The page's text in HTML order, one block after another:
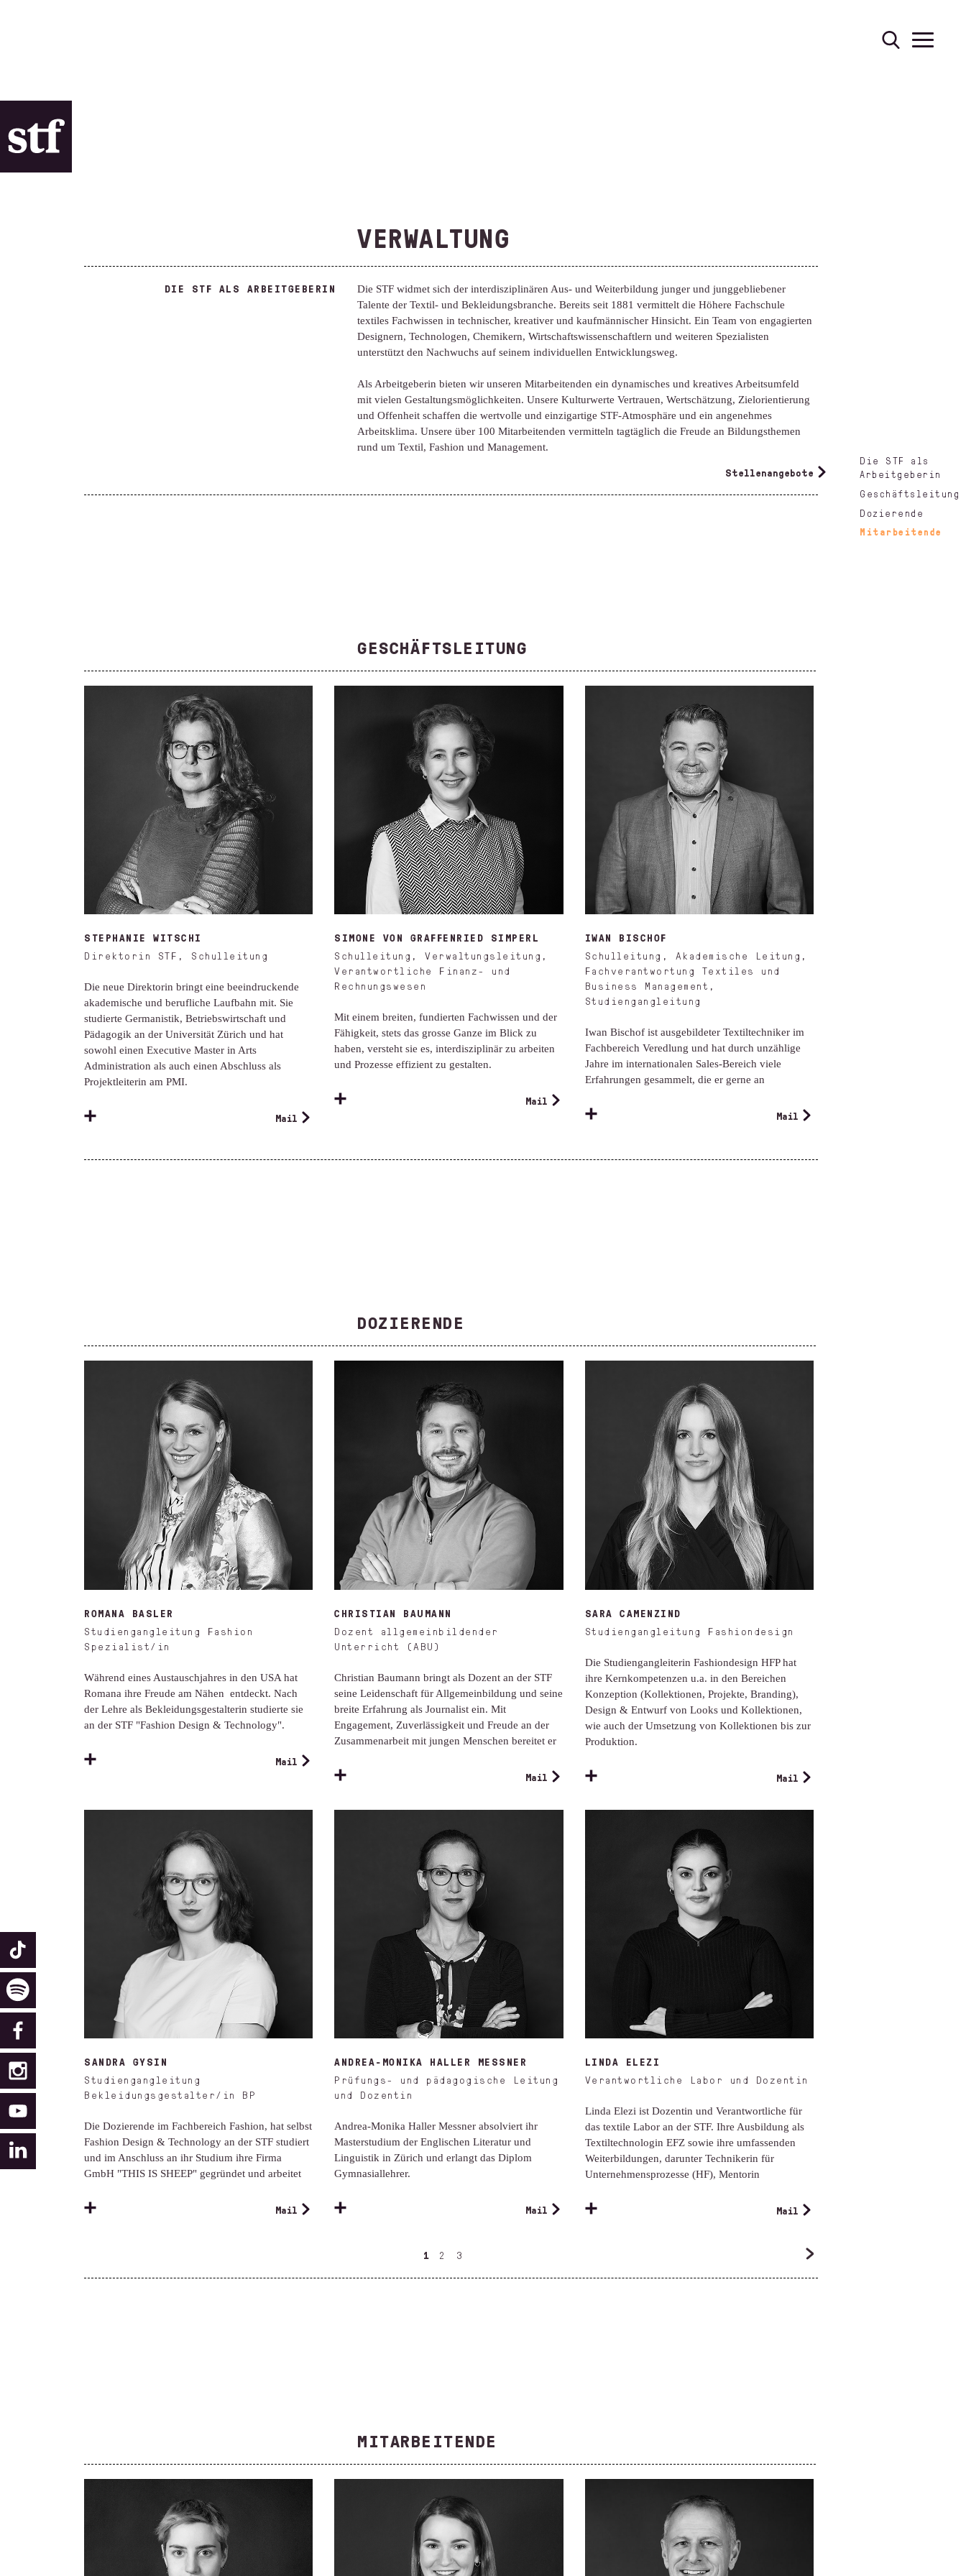
VERWALTUNG
DIE STF ALS ARBEITGEBERIN
Die STF widmet sich der interdiszi­plinären Aus- und Weiter­bildung junger und jung­gebliebener
Talente der Textil- und Bekleidungs­branche. Bereits seit 1881 vermittelt die Höhere Fachschule
textiles Fachwissen in technischer, kreativer und kaufmännischer Hinsicht. Ein Team von engagierten
Designern, Technologen, Chemikern, Wirtschafts­wissenschaftlern und weiteren Spezialisten
unterstützt den Nachwuchs auf seinem individuellen Entwicklungsweg.
Als Arbeitgeberin bieten wir unseren Mitarbeitenden ein dynamisches und kreatives Arbeits­umfeld
mit vielen Gestaltungs­möglichkeiten. Unsere Kulturwerte Vertrauen, Wertschätzung, Zielorientierung
und Offenheit schaffen die wertvolle und einzigartige STF-Atmosphäre und ein angenehmes
Arbeitsklima. Unsere über 100 Mitarbeitenden vermitteln tagtäglich die Freude an Bildungs­themen
rund um Textil, Fashion und Management.
Stellenangebote
GESCHÄFTSLEITUNG
STEPHANIE WITSCHI
Direktorin STF, Schulleitung
Die neue Direktorin bringt eine beeindruckende
akademische und berufliche Laufbahn mit. Sie
studierte Germanistik, Betriebswirtschaft und
Pädagogik an der Universität Zürich und hat
sowohl einen Executive Master in Arts
Administration als auch einen Abschluss als
Projektleiterin am PMI.
Mail
SIMONE VON GRAFFENRIED SIMPERL
Schulleitung, Verwaltungsleitung,
Verantwortliche Finanz- und
Rechnungswesen
Mit einem breiten, fundierten Fachwissen und der
Fähigkeit, stets das grosse Ganze im Blick zu
haben, versteht sie es, interdisziplinär zu arbeiten
und Prozesse effizient zu gestalten.
Mail
IWAN BISCHOF
Schulleitung, Akademische Leitung,
Fachverantwortung Textiles und
Business Management,
Studiengangleitung
Iwan Bischof ist ausgebildeter Textiltechniker im
Fachbereich Veredlung und hat durch unzählige
Jahre im internationalen Sales-Bereich viele
Erfahrungen gesammelt, die er gerne an
Mail
DOZIERENDE
ROMANA BASLER
Studiengangleitung Fashion
Spezialist/in
Während eines Austauschjahres in den USA hat
Romana ihre Freude am Nähen entdeckt. Nach
der Lehre als Bekleidungsgestalterin studierte sie
an der STF "Fashion Design & Technology".
Mail
CHRISTIAN BAUMANN
Dozent allgemeinbildender
Unterricht (ABU)
Christian Baumann bringt als Dozent an der STF
seine Leidenschaft für Allgemeinbildung und seine
breite Erfahrung als Journalist ein. Mit
Engagement, Zuverlässigkeit und Freude an der
Zusammenarbeit mit jungen Menschen bereitet er
Mail
SARA CAMENZIND
Studiengangleitung Fashiondesign
Die Studiengangleiterin Fashiondesign HFP hat
ihre Kernkompetenzen u.a. in den Bereichen
Konzeption (Kollektionen, Projekte, Branding),
Design & Entwurf von Looks und Kollektionen,
wie auch der Umsetzung von Kollektionen bis zur
Produktion.
Mail
SANDRA GYSIN
Studiengangleitung
Bekleidungsgestalter/in BP
Die Dozierende im Fachbereich Fashion, hat selbst
Fashion Design & Technology an der STF studiert
und im Anschluss an ihr Studium ihre Firma
GmbH "THIS IS SHEEP" gegründet und arbeitet
Mail
ANDREA-MONIKA HALLER MESSNER
Prüfungs- und pädagogische Leitung
und Dozentin
Andrea-Monika Haller Messner absolviert ihr
Masterstudium der Englischen Literatur und
Linguistik in Zürich und erlangt das Diplom
Gymnasiallehrer.
Mail
LINDA ELEZI
Verantwortliche Labor und Dozentin
Linda Elezi ist Dozentin und Verantwortliche für
das textile Labor an der STF. Ihre Ausbildung als
Textiltechnologin EFZ sowie ihre umfassenden
Weiterbildungen, darunter Technikerin für
Unternehmensprozesse (HF), Mentorin
Mail
1 2 3
MITARBEITENDE
Die STF als
Arbeitgeberin
Geschäftsleitung
Dozierende
Mitarbeitende